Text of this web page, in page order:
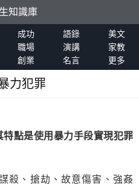
知識庫
成功 語錄
美文
職場 演講
家教
創業 名言 更多
力犯罪
點是使用暴力手段實現犯罪
殺、搶劫、故意傷害、強姦